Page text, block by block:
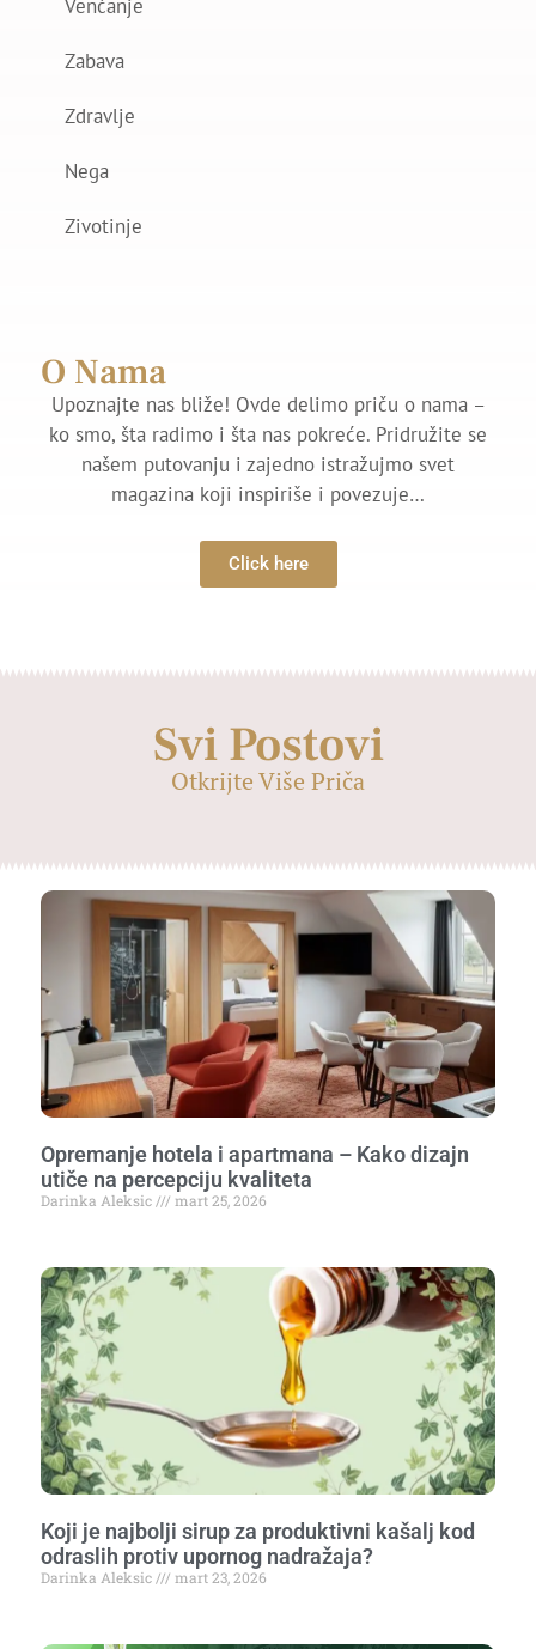
Venčanje
Zabava
Zdravlje
Nega
Zivotinje
O Nama
Upoznajte nas bliže! Ovde delimo priču o nama –
ko smo, šta radimo i šta nas pokreće. Pridružite se
našem putovanju i zajedno istražujmo svet
magazina koji inspiriše i povezuje…
Click here
Svi Postovi
Otkrijte Više Priča
Opremanje hotela i apartmana – Kako dizajn
utiče na percepciju kvaliteta
Darinka Aleksic mart 25, 2026
Koji je najbolji sirup za produktivni kašalj kod
odraslih protiv upornog nadražaja?
Darinka Aleksic mart 23, 2026